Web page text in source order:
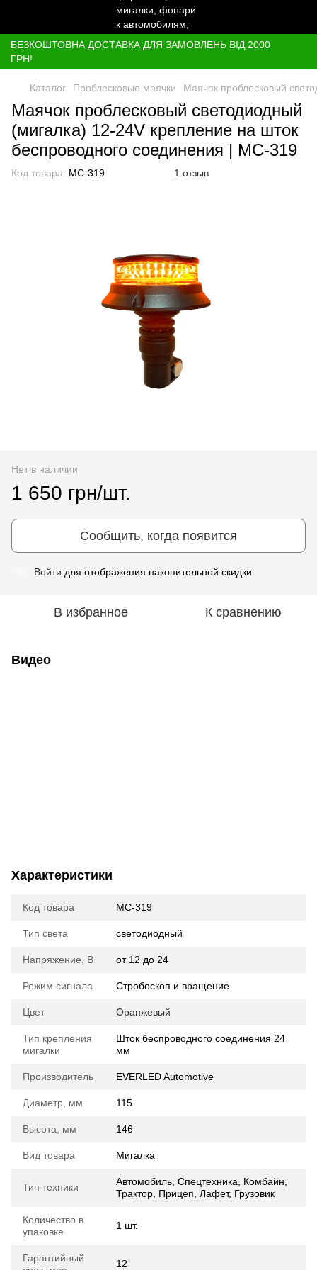
БЕЗКОШТОВНА ДОСТАВКА ДЛЯ ЗАМОВЛЕНЬ ВІД 2000
ГРН!
Каталог Проблесковые маячки Маячок проблесковый
Маячок проблесковый светодиодный
(мигалка) 12-24V крепление на шток
беспроводного соединения | МС-319
Код товара: МС-319 1 отзыв
Нет в наличии
1 650 грн/шт.
Сообщить, когда появится
Войти для отображения накопительной скидки
В избранное К сравнению
Видео
Характеристики
Код товара МС-319
Тип света cветодиодный
Напряжение, В от 12 до 24
Режим сигнала Стробоскоп и вращение
Цвет Оранжевый
Тип крепления
мигалки
Шток беспроводного соединения 24
мм
Производитель EVERLED Automotive
Диаметр, мм 115
Высота, мм 146
Вид товара Мигалка
Тип техники
Автомобиль, Спецтехника, Комбайн,
Трактор, Прицеп, Лафет, Грузовик
Количество в
упаковке
1 шт.
Гарантийный
12